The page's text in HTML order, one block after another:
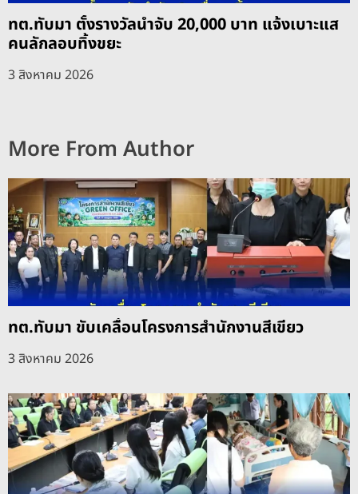
ทต.ทับมา ตั้งรางวัลนำจับ 20,000 บาท แจ้งเบาะแส
คนลักลอบทิ้งขยะ
3 สิงหาคม 2026
More From Author
ทต.ทับมา ขับเคลื่อนโครงการสำนักงานสีเขียว
3 สิงหาคม 2026